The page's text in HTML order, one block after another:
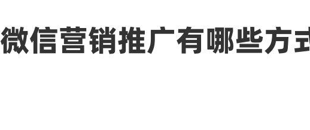
微信营销推广有哪些方